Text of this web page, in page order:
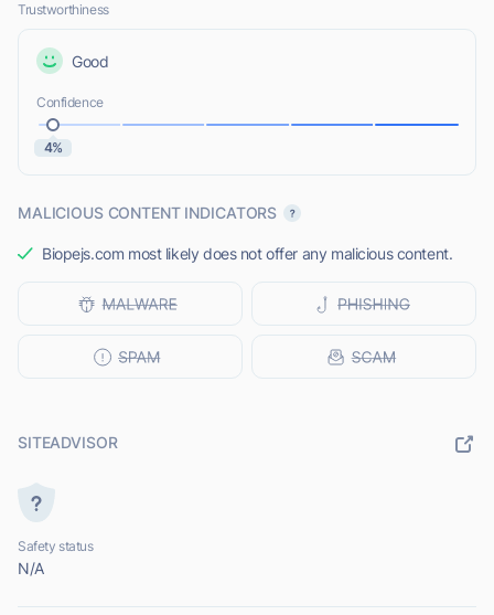
Trustworthiness
Good
Confidence
4%
MALICIOUS CONTENT INDICATORS
Biopejs.com most likely does not offer any malicious content.
SITEADVISOR
Safety status
N/A